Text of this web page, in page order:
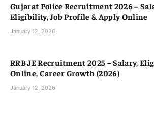
Gujarat Police Recruitment 2026 –
Eligibility, Job Profile & Apply Online
January 12, 2026
RRB JE Recruitment 2025 – Salary,
Online, Career Growth (2026)
January 12, 2026